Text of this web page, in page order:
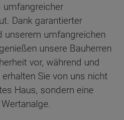
umfangreicher
Dank garantierter
unserem umfangreichen
unsere Bauherren
vor, während und
Sie von uns nicht
Haus, sondern eine